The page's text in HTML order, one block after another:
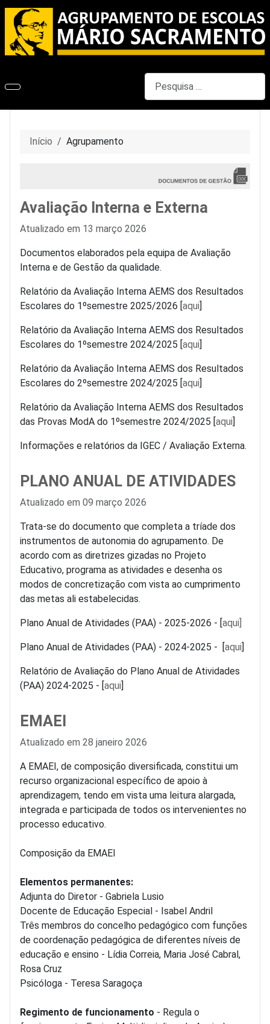
Início Agrupamento
Avaliação Interna e Externa
Detalhes
Atualizado em 13 março 2026
Documentos elaborados pela equipa de Avaliação
Interna e de Gestão da qualidade.
Relatório da Avaliação Interna AEMS dos Resultados
Escolares do 1ºsemestre 2025/2026 [aqui]
Relatório da Avaliação Interna AEMS dos Resultados
Escolares do 1ºsemestre 2024/2025 [aqui]
Relatório da Avaliação Interna AEMS dos Resultados
Escolares do 2ºsemestre 2024/2025 [aqui]
Relatório da Avaliação Interna AEMS dos Resultados
das Provas ModA do 1ºsemestre 2024/2025 [aqui]
Informações e relatórios da IGEC / Avaliação Externa.
PLANO ANUAL DE ATIVIDADES
Detalhes
Atualizado em 09 março 2026
Trata-se do documento que completa a tríade dos
instrumentos de autonomia do agrupamento. De
acordo com as diretrizes gizadas no Projeto
Educativo, programa as atividades e desenha os
modos de concretização com vista ao cumprimento
das metas ali estabelecidas.
Plano Anual de Atividades (PAA) - 2025-2026 - [aqui]
Plano Anual de Atividades (PAA) - 2024-2025 - [aqui]
Relatório de Avaliação do Plano Anual de Atividades
(PAA) 2024-2025 - [aqui]
EMAEI
Detalhes
Atualizado em 28 janeiro 2026
A EMAEI, de composição diversificada, constitui um
recurso organizacional específico de apoio à
aprendizagem, tendo em vista uma leitura alargada,
integrada e participada de todos os intervenientes no
processo educativo.
Composição da EMAEI
Elementos permanentes:
Adjunta do Diretor - Gabriela Lusio
Docente de Educação Especial - Isabel Andril
Três membros do concelho pedagógico com funções
de coordenação pedagógica de diferentes níveis de
educação e ensino - Lídia Correia, Maria José Cabral,
Rosa Cruz
Psicóloga - Teresa Saragoça
Regimento de funcionamento - Regula o